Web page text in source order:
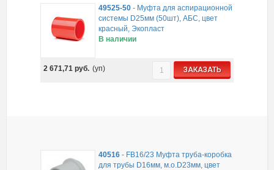
49525-50- Муфта для аспирационной
системы D25мм (50шт), АБС, цвет
красный, Экопласт
В наличии
2 671,71 руб. (уп) ЗАКАЗАТЬ
40516- FB16/23 Муфта труба-коробка
для трубы D16мм, м.о.D23мм, цвет